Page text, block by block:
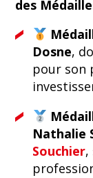
des
Dosne,
pour son
Nathalie
Souchier,